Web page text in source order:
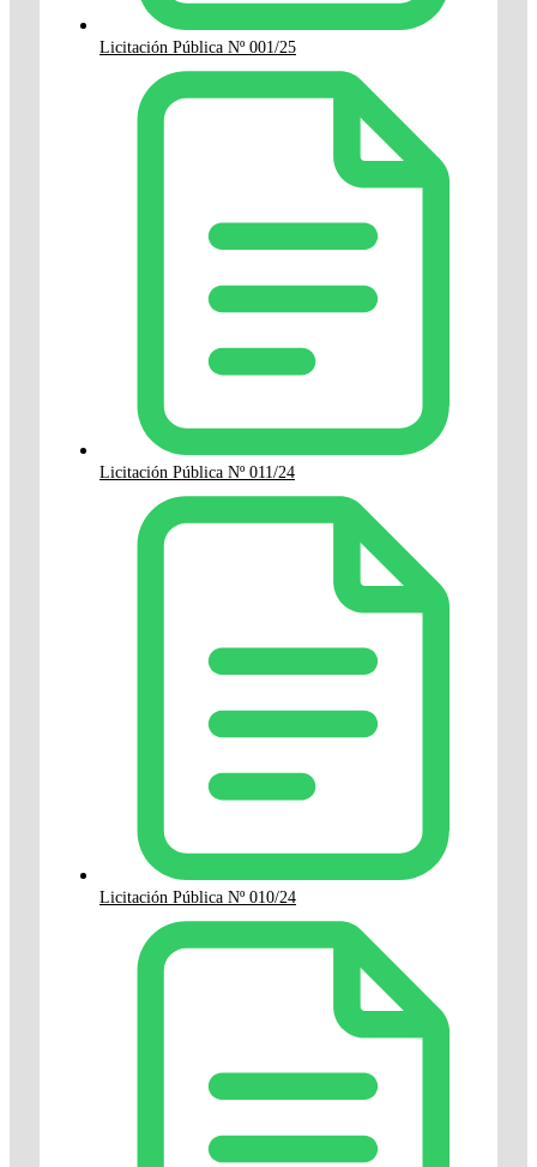
Licitación Pública Nº 001/25
Licitación Pública Nº 011/24
Licitación Pública Nº 010/24